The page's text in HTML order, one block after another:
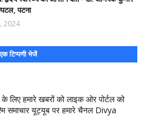
पटना
2024
एक टिप्पणी भेजें
के लिए हमारे खबरों को लाइक ओर पोर्टल को
समाचार यूट्यूब पर हमारे चैनल Divya